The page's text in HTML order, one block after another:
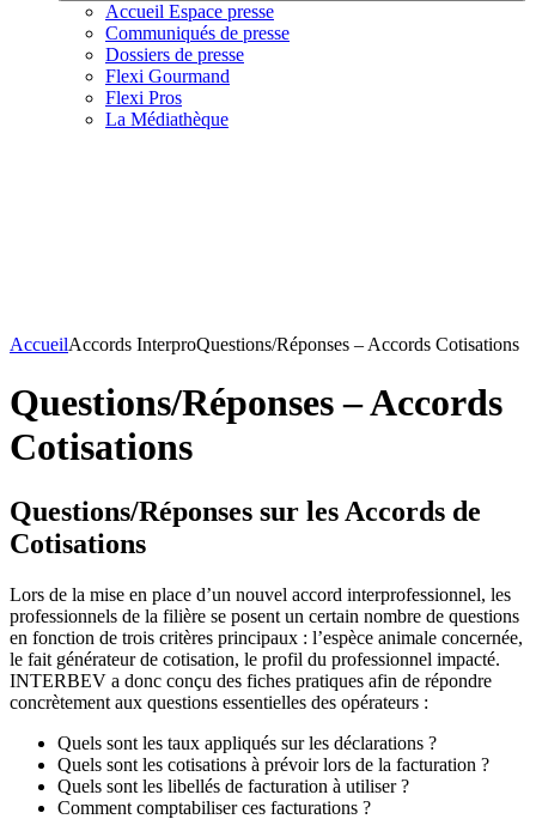
Accueil Espace presse
Communiqués de presse
Dossiers de presse
Flexi Gourmand
Flexi Pros
La Médiathèque
AccueilAccords InterproQuestions/Réponses – Accords Cotisations
Questions/Réponses – Accords
Cotisations
Questions/Réponses sur les Accords de
Cotisations
Lors de la mise en place d’un nouvel accord interprofessionnel, les
professionnels de la filière se posent un certain nombre de questions
en fonction de trois critères principaux : l’espèce animale concernée,
le fait générateur de cotisation, le profil du professionnel impacté.
INTERBEV a donc conçu des fiches pratiques afin de répondre
concrètement aux questions essentielles des opérateurs :
Quels sont les taux appliqués sur les déclarations ?
Quels sont les cotisations à prévoir lors de la facturation ?
Quels sont les libellés de facturation à utiliser ?
Comment comptabiliser ces facturations ?